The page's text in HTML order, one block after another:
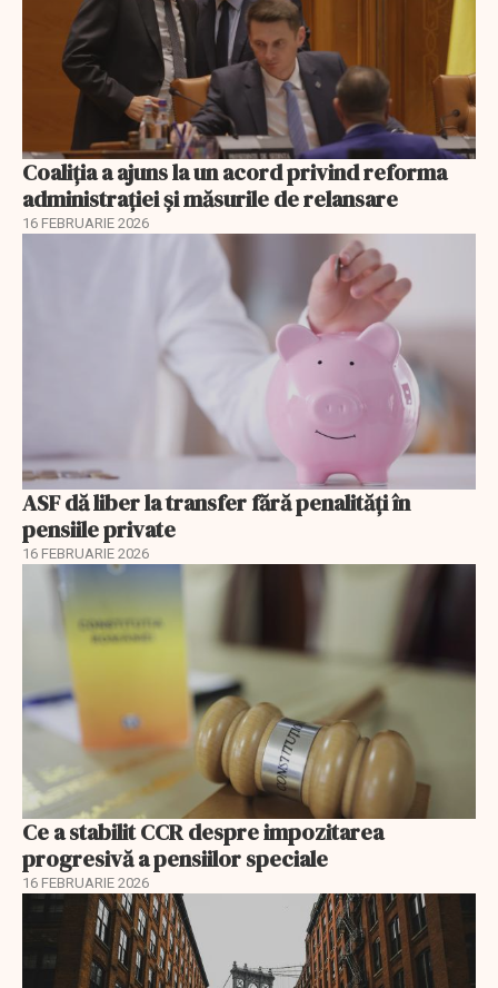
Coaliția a ajuns la un acord privind reforma
administrației și măsurile de relansare
16 FEBRUARIE 2026
ASF dă liber la transfer fără penalități în
pensiile private
16 FEBRUARIE 2026
Ce a stabilit CCR despre impozitarea
progresivă a pensiilor speciale
16 FEBRUARIE 2026